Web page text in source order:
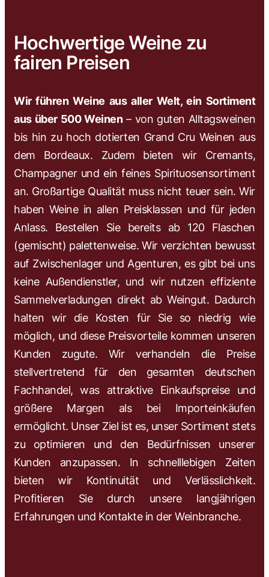
Hochwertige Weine zu
fairen Preisen
Wir führen Weine aus aller Welt, ein Sortiment
aus über 500 Weinen– von guten Alltagsweinen
bis hin zu hoch dotierten Grand Cru Weinen aus
dem Bordeaux. Zudem bieten wir Cremants,
Champagner und ein feines Spirituosensortiment
an. Großartige Qualität muss nicht teuer sein. Wir
haben Weine in allen Preisklassen und für jeden
Anlass. Bestellen Sie bereits ab 120 Flaschen
(gemischt) palettenweise. Wir verzichten bewusst
auf Zwischenlager und Agenturen, es gibt bei uns
keine Außendienstler, und wir nutzen effiziente
Sammelverladungen direkt ab Weingut. Dadurch
halten wir die Kosten für Sie so niedrig wie
möglich, und diese Preisvorteile kommen unseren
Kunden zugute. Wir verhandeln die Preise
stellvertretend für den gesamten deutschen
Fachhandel, was attraktive Einkaufspreise und
größere Margen als bei Importeinkäufen
ermöglicht. Unser Ziel ist es, unser Sortiment stets
zu optimieren und den Bedürfnissen unserer
Kunden anzupassen. In schnelllebigen Zeiten
bieten wir Kontinuität und Verlässlichkeit.
Profitieren Sie durch unsere langjährigen
Erfahrungen und Kontakte in der Weinbranche.